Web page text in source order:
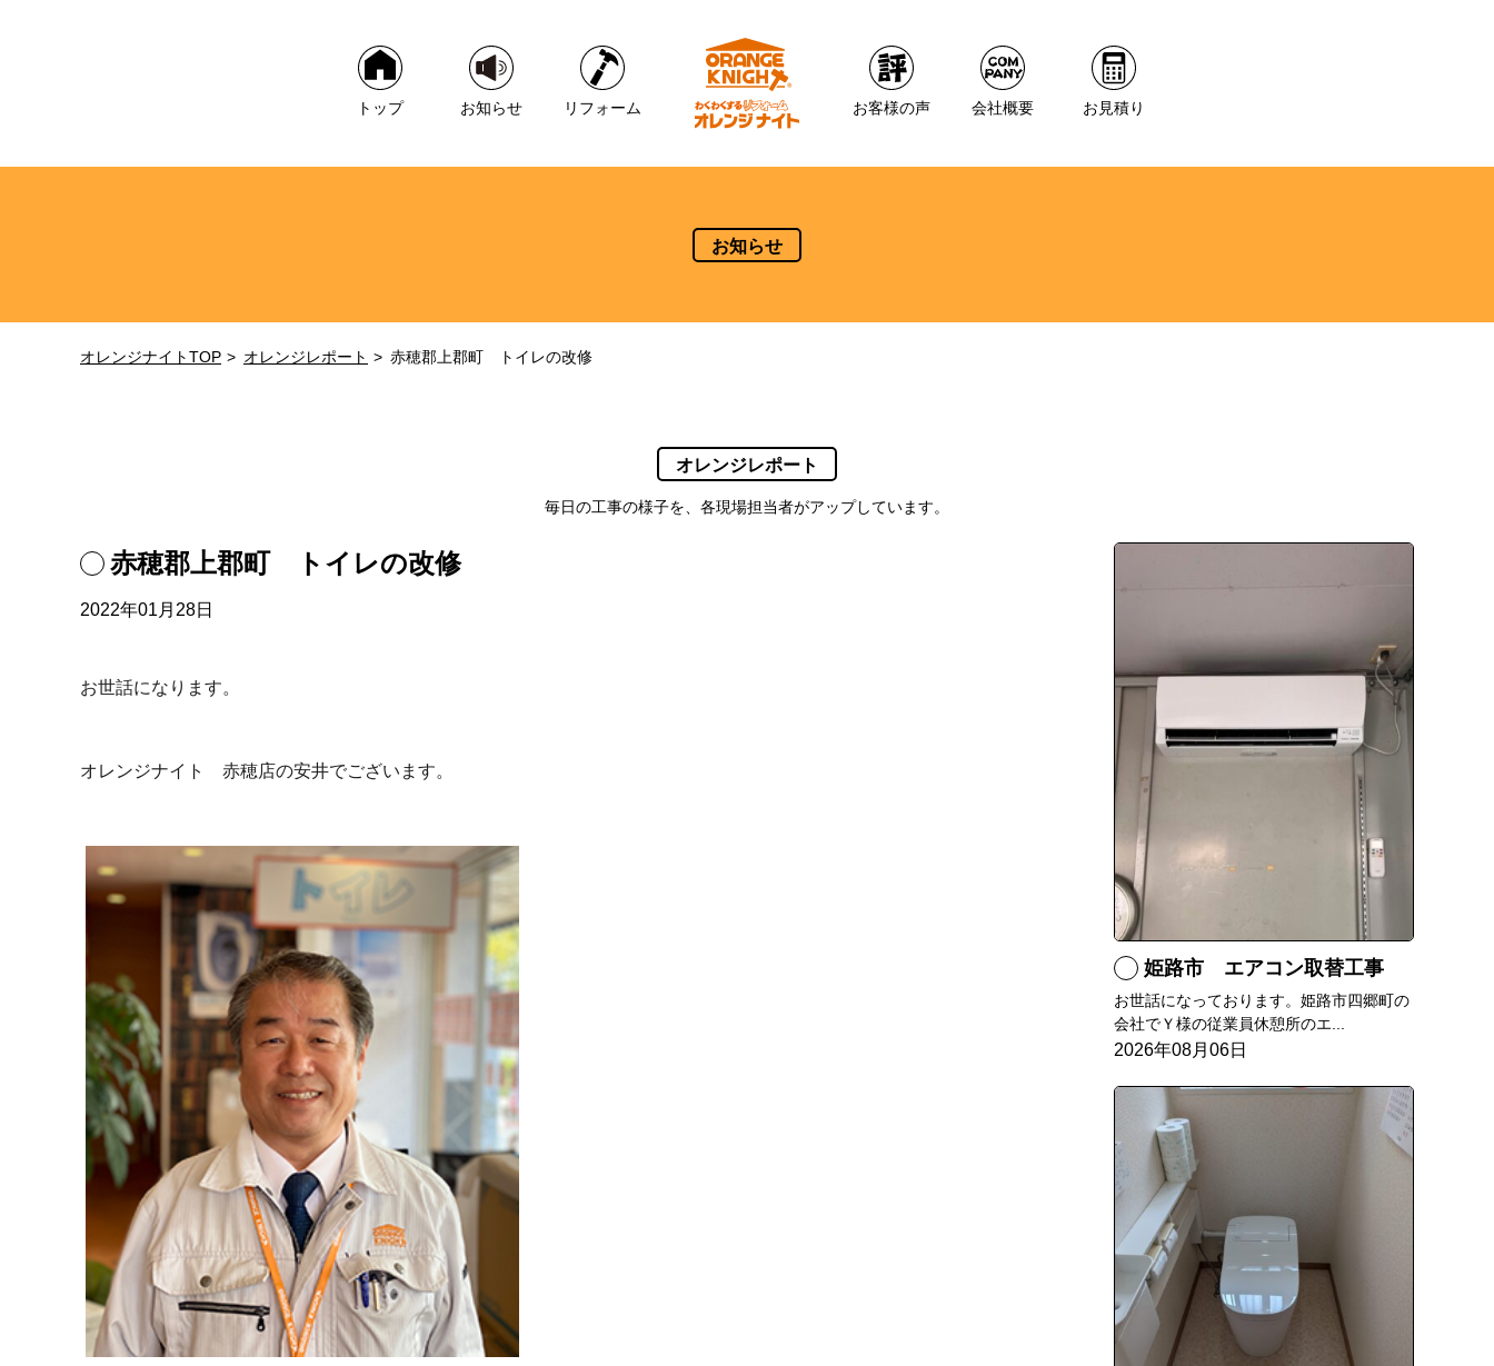
トップ お知らせ リフォーム お客様の声 会社概要 お見積り
お知らせ
オレンジナイトTOP オレンジレポート 赤穂郡上郡町 トイレの改修
オレンジレポート
毎日の工事の様子を、各現場担当者がアップしています。
赤穂郡上郡町 トイレの改修
2022年01月28日
お世話になります。
オレンジナイト 赤穂店の安井でございます。
姫路市 エアコン取替工事
お世話になっております。姫路市四郷町の
会社でＹ様の従業員休憩所のエ...
2026年08月06日